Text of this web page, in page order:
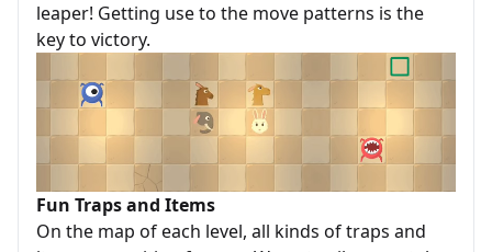
leaper! Getting use to the move patterns is the
key to victory.
Fun Traps and Items
On the map of each level, all kinds of traps and